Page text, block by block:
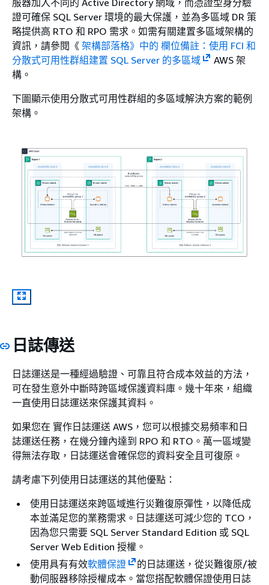
服器加入不同的 Active Directory 網域，而憑證型身分驗
證可確保 SQL Server 環境的最大保護，並為多區域 DR 策
略提供高 RTO 和 RPO 需求。如需有關建置多區域架構的
資訊，請參閱《 架構部落格》中的 欄位備註：使用 FCI 和
分散式可用性群組建置 SQL Server 的多區域
AWS 架
構。
下圖顯示使用分散式可用性群組的多區域解決方案的範例
架構。
日誌傳送
日誌運送是一種經過驗證、可靠且符合成本效益的方法，
可在發生意外中斷時跨區域保護資料庫。幾十年來，組織
一直使用日誌運送來保護其資料。
如果您在 實作日誌運送 AWS，您可以根據交易頻率和日
誌運送任務，在幾分鐘內達到 RPO 和 RTO。萬一區域變
得無法存取，日誌運送會確保您的資料安全且可復原。
請考慮下列使用日誌運送的其他優點：
使用日誌運送來跨區域進行災難復原彈性，以降低成
本並滿足您的業務需求。日誌運送可減少您的 TCO，
因為您只需要 SQL Server Standard Edition 或 SQL
Server Web Edition 授權。
使用具有有效軟體保證
的日誌運送，從災難復原/被
動伺服器移除授權成本。當您搭配軟體保證使用日誌